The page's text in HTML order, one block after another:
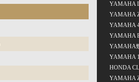
YAMAHA
YAMAHA
YAMAHA
YAMAHA
YAMAHA
YAMAHA
HONDA
YAMAHA